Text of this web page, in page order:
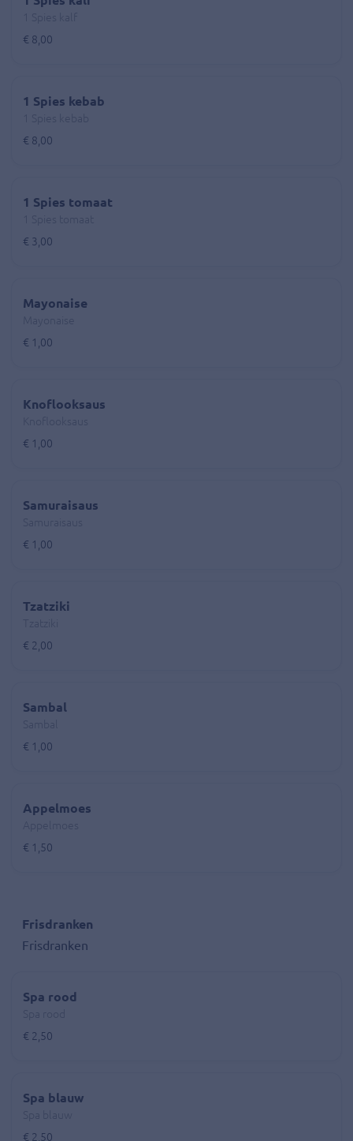
€ 8,00
1 Spies kebab
€ 8,00
1 Spies tomaat
€ 3,00
Mayonaise
€ 1,00
Knoflooksaus
€ 1,00
Samuraisaus
€ 1,00
Tzatziki
€ 2,00
Sambal
€ 1,00
Appelmoes
€ 1,50
Frisdranken
Frisdranken
Spa rood
€ 2,50
Spa blauw
€ 2,50